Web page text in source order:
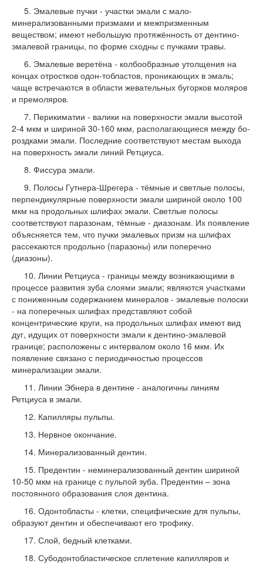
5. Эмалевые пучки - участки эмали с мало­
минерализованными призмами и межпризменным
веществом; имеют неболь­шую протяжённость от дентино-
эмалевой границы, по форме сходны с пучка­ми травы.
6. Эмалевые веретёна - колбообразные утолщения на
концах отростков одон-тобластов, проникающих в эмаль;
чаще встречаются в области жевательных бу­горков моляров
и премоляров.
7. Перикиматии - валики на поверхности эмали высотой
2-4 мкм и шириной 30-160 мкм, располагающиеся между бо­
роздками эмали. Последние соответству­ют местам выхода
на поверхность эмали линий Ретциуса.
8. Фиссура эмали.
9. Полосы Гутнера-Шрегера - тёмные и светлые полосы,
перпендикулярные по­верхности эмали шириной около 100
мкм на продольных шлифах эмали. Светлые полосы
соответствуют паразонам, тёмные - диазонам. Их появление
объясняется тем, что пучки эмалевых призм на шлифах
рассекаются продольно (паразоны) или поперечно
(диазоны).
10. Линии Ретциуса - границы между возникающими в
процессе развития зуба слоями эмали; являются участками
с пониженным содержанием минералов - эмалевые полоски
- на поперечных шлифах представляют собой
концентрические круги, на продольных шлифах имеют вид
дуг, идущих от поверхности эмали к дентино-эмалевой
границе; расположены с интервалом около 16 мкм. Их
появление связано с периодич­ностью процессов
минерализации эма­ли.
11. Линии Эбнера в дентине - аналогичны линиям
Ретциуса в эмали.
12. Капилляры пульпы.
13. Нервное окончание.
14. Минерализованный дентин.
15. Предентин - неминерализованный ден­тин шириной
10-50 мкм на границе с пульпой зуба. Предентин – зона
постоянного образования слоя дентина.
16. Одонтобласты - клетки, специфические для пульпы,
образуют дентин и обеспе­чивают его трофику.
17. Слой, бедный клетками.
18. Субодонтобластическое сплетение ка­пилляров и